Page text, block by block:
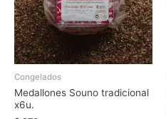
Congelados
Medallones Souno tradicional
x6u.